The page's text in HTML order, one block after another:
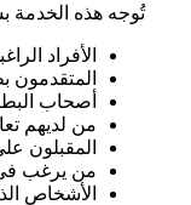
تُوجه هذه الخدمة
الأفراد
المتقدمون
أصحاب
من لديهم
المقبلون
من يرغب في
الأشخاص